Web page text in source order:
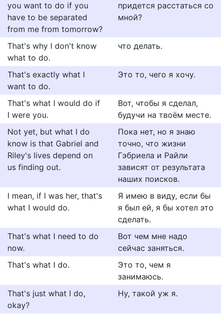
you want to do if you
have to be separated
from me from tomorrow?
придется расстаться со
мной?
That's why I don't know
what to do.
что делать.
That's exactly what I
want to do.
Это то, чего я хочу.
That's what I would do if
I were you.
Вот, чтобы я сделал,
будучи на твоём месте.
Not yet, but what I do
know is that Gabriel and
Riley's lives depend on
us finding out.
Пока нет, но я знаю
точно, что жизни
Гэбриела и Райли
зависят от результата
наших поисков.
I mean, if I was her, that's
what I would do.
Я имею в виду, если бы
я был ей, я бы хотел это
сделать.
That's what I need to do
now.
Вот чем мне надо
сейчас заняться.
That's what I do.
Это то, чем я
занимаюсь.
That's just what I do,
okay?
Ну, такой уж я.